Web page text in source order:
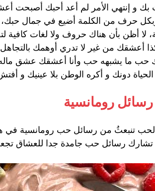
و إنتهي الأمر لم أعد أحبك أصبحت
حرف من الكلمة أضيع في جمال
لا أظن بأن هناك حروف ولا لغات
أعشقك من غير لا تدري أوهمك بالتجاهل
حب ما يشبهه حب ‏وأنا أعشقك عشق ماله
رومانسية
تنبعثُ من رسائل حب رومانسية في هذه
رسائل حب جامدة جدا للعشاق